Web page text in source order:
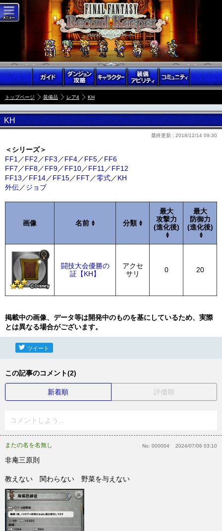
トップページ 装備品 レア4 KH
KH
最終更新 : 2018/12/14 09:30
＜シリーズ＞
FF1 ／FF2 ／FF3 ／FF4／FF5／FF6
FF7 ／FF8／FF9／FF10／FF11 ／FF12
FF13 ／FF14／FF15／FFT／零式／KH
外伝／ジョブ
画像 名前 分類
最大
攻撃力
(進化後)
最大
防御力
(進化後)
闘技大会優勝の
証【KH】
アクセ
サリ
0 20
掲載中の画像、データ等は開発中のものを基にしているため、実際
とは異なる場合がございます。
ツイート
この記事のコメント(2)
新着順 評価順
コメントしよう...
またの名を名無し No: 000004 2024/07/06 03:10
非庵三原則
教えない 関わらない 野菜を与えない